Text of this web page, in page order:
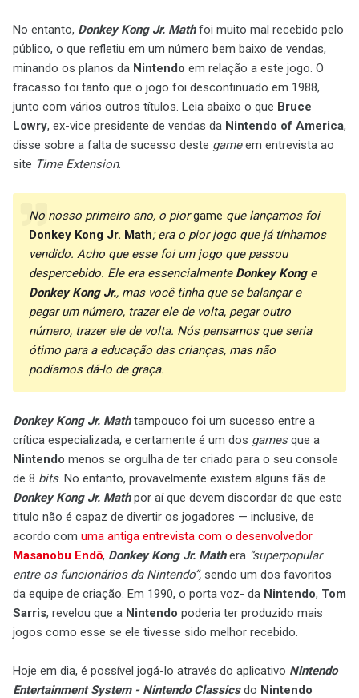
No entanto, Donkey Kong Jr. Mathfoi muito mal recebido pelo
público, o que refletiu em um número bem baixo de vendas,
minando os planos da Nintendo em relação a este jogo. O
fracasso foi tanto que o jogo foi descontinuado em 1988,
junto com vários outros títulos. Leia abaixo o que Bruce
Lowry, ex-vice presidente de vendas da Nintendo of America,
disse sobre a falta de sucesso deste gameem entrevista ao
site Time Extension.
No nosso primeiro ano, o piorgame que lançamos foi
Donkey Kong Jr. Math; era o pior jogo que já tínhamos
vendido. Acho que esse foi um jogo que passou
despercebido. Ele era essencialmente Donkey Konge
Donkey Kong Jr., mas você tinha que se balançar e
pegar um número, trazer ele de volta, pegar outro
número, trazer ele de volta. Nós pensamos que seria
ótimo para a educação das crianças, mas não
podíamos dá-lo de graça.
Donkey Kong Jr. Mathtampouco foi um sucesso entre a
crítica especializada, e certamente é um dos gamesque a
Nintendo menos se orgulha de ter criado para o seu console
de 8 bits. No entanto, provavelmente existem alguns fãs de
Donkey Kong Jr. Mathpor aí que devem discordar de que este
titulo não é capaz de divertir os jogadores — inclusive, de
acordo com uma antiga entrevista com o desenvolvedor
Masanobu Endō, Donkey Kong Jr. Mathera “superpopular
entre os funcionários da Nintendo”, sendo um dos favoritos
da equipe de criação. Em 1990, o porta voz- da Nintendo, Tom
Sarris, revelou que a Nintendo poderia ter produzido mais
jogos como esse se ele tivesse sido melhor recebido.
Hoje em dia, é possível jogá-lo através do aplicativo Nintendo
Entertainment System - Nintendo Classicsdo Nintendo